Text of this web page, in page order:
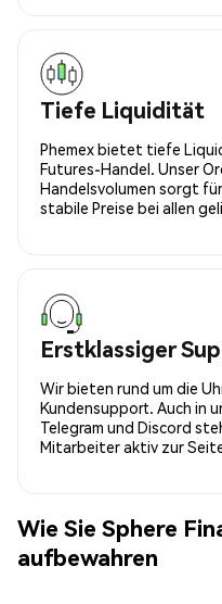
Tiefe Liquidität
Phemex bietet tiefe
Futures-Handel. Unser
Handelsvolumen sorgt
stabile Preise bei allen
Erstklassiger
Wir bieten rund um die
Kundensupport. Auch in
Telegram und Discord
Mitarbeiter aktiv zur
Wie Sie Sphere
aufbewahren